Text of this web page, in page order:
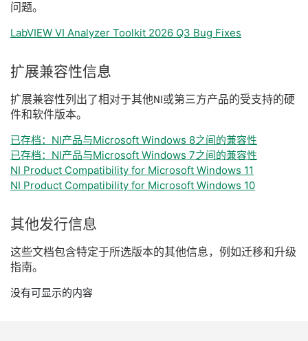
问题。
LabVIEW VI Analyzer Toolkit 2026 Q3 Bug Fixes
扩展兼容性信息
扩展兼容性列出了相对于其他NI或第三方产品的受支持的硬
件和软件版本。
已存档：NI产品与Microsoft Windows 8之间的兼容性
已存档：NI产品与Microsoft Windows 7之间的兼容性
NI Product Compatibility for Microsoft Windows 11
NI Product Compatibility for Microsoft Windows 10
其他发行信息
这些文档包含特定于所选版本的其他信息， 例如迁移和升级
指南。
没有可显示的内容